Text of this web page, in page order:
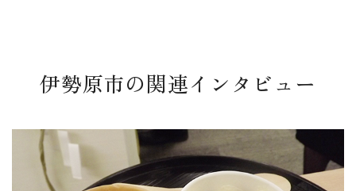
伊勢原市の関連インタビュー